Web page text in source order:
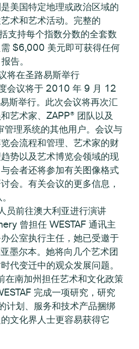
美国特定地理或政治区域的
术和艺术活动。完整的
支持每个指数分数的全套数
$6,000 美元即可获得任何
告。
将在圣路易斯举行
会议将于 2010 年 9 月 12
斯举行。此次会议将再次汇
艺术家、ZAPP® 团队以及
管理系统的其他用户。会议与
会流程和管理、艺术家的财
势以及艺术博览会领域的现
会者还将参加有关图像格式
会。有关会议的更多信息，
员前往澳大利亚进行演讲
曾担任 WESTAF 通讯主
公室执行主任，她已受邀于
墨尔本。她将向几个艺术团
代变迁中的观众发展问题。
南加州担任艺术和文化政策
完成一项研究，研究
计划、服务和技术产品捆绑
文化界人士更容易获得它